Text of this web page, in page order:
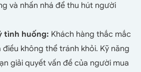
và nhấn nhá để thu hút người
tình huống: Khách hàng thắc mắc
điều không thể tránh khỏi. Kỹ năng
giải quyết vấn đề của người mua